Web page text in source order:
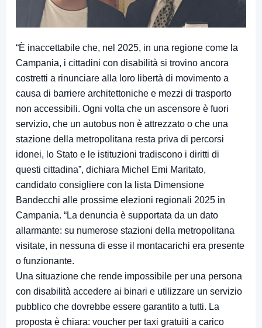
“È inaccettabile che, nel 2025, in una regione come la
Campania, i cittadini con disabilità si trovino ancora
costretti a rinunciare alla loro libertà di movimento a
causa di barriere architettoniche e mezzi di trasporto
non accessibili. Ogni volta che un ascensore è fuori
servizio, che un autobus non è attrezzato o che una
stazione della metropolitana resta priva di percorsi
idonei, lo Stato e le istituzioni tradiscono i diritti di
questi cittadina”, dichiara Michel Emi Maritato,
candidato consigliere con la lista Dimensione
Bandecchi alle prossime elezioni regionali 2025 in
Campania. “La denuncia è supportata da un dato
allarmante: su numerose stazioni della metropolitana
visitate, in nessuna di esse il montacarichi era presente
o funzionante.
Una situazione che rende impossibile per una persona
con disabilità accedere ai binari e utilizzare un servizio
pubblico che dovrebbe essere garantito a tutti. La
proposta è chiara: voucher per taxi gratuiti a carico